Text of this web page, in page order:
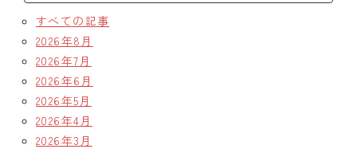
例会場・事務局の案内
リンク集
情報公開
入会のご案内
すべての記事
2026年8月
2026年7月
2026年6月
2026年5月
2026年4月
2026年3月